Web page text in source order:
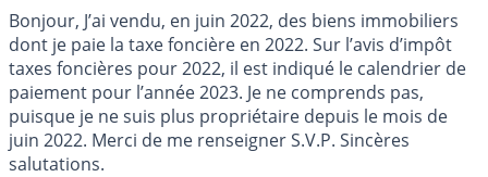
Bonjour, J’ai vendu, en juin 2022, des biens immobiliers
dont je paie la taxe foncière en 2022. Sur l’avis d’impôt
taxes foncières pour 2022, il est indiqué le calendrier de
paiement pour l’année 2023. Je ne comprends pas,
puisque je ne suis plus propriétaire depuis le mois de
juin 2022. Merci de me renseigner S.V.P. Sincères
salutations.